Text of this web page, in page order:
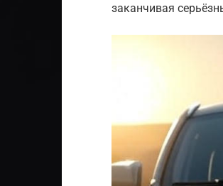
заканчивая